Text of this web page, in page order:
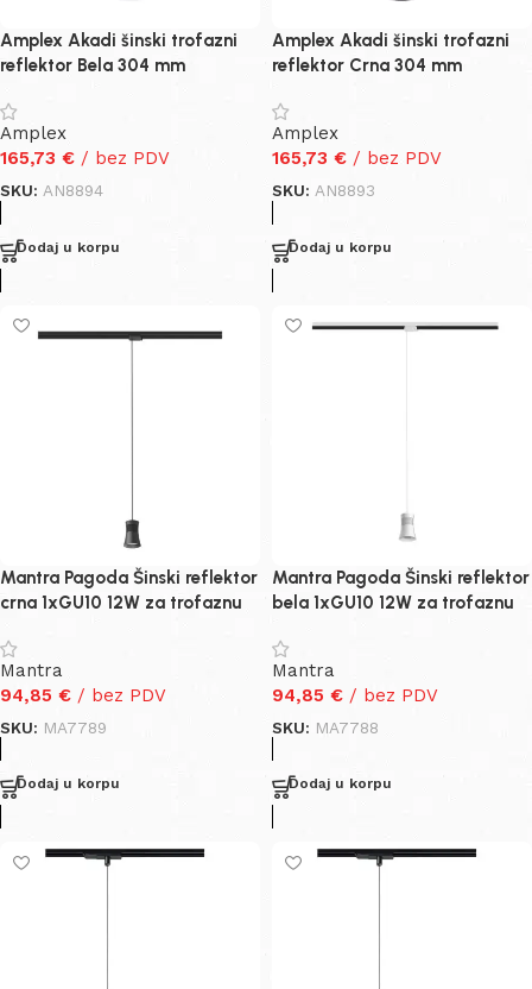
Amplex Akadi šinski trofazni
reflektor Bela 304 mm
Amplex
165,73 € / bez PDV
SKU: AN8894
Dodaj u korpu
Amplex Akadi šinski trofazni
reflektor Crna 304 mm
Amplex
165,73 € / bez PDV
SKU: AN8893
Dodaj u korpu
Mantra Pagoda Šinski reflektor
crna 1xGU10 12W za trofaznu
Mantra
94,85 € / bez PDV
SKU: MA7789
Dodaj u korpu
Mantra Pagoda Šinski reflektor
bela 1xGU10 12W za trofaznu
Mantra
94,85 € / bez PDV
SKU: MA7788
Dodaj u korpu